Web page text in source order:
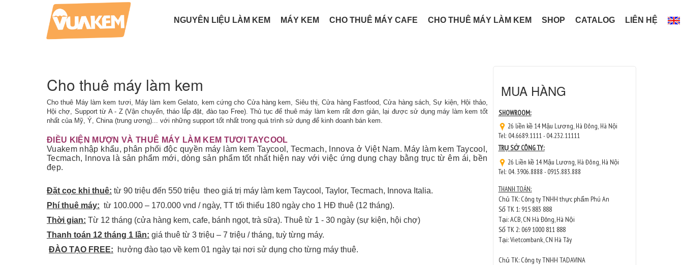
NGUYÊN LIỆU LÀM KEM MÁY KEM CHO THUÊ MÁY CAFE CHO THUÊ MÁY LÀM KEM SHOP CATALOG LIÊN HỆ
Cho thuê máy làm kem
Cho thuê Máy làm kem tươi, Máy làm kem Gelato, kem cứng cho Cửa hàng kem, Siêu thị, Cửa hàng Fastfood, Cửa hàng sách, Sự kiện, Hội thảo,
Hội chợ, Support từ A - Z (Vận chuyển, tháo lắp đặt, đào tạo Free). Thủ tục để thuê máy làm kem rất đơn giản, lại được sử dụng máy làm kem tốt
nhất của Mỹ, Ý, China (trung ương)... với những support tốt nhất trong quá trình sử dụng để kinh doanh bán kem.
ĐIỀU KIỆN MƯỢN VÀ THUÊ MÁY LÀM KEM TƯƠI TAYCOOL
Vuakem nhập khẩu, phân phối độc quyền máy làm kem Taycool, Tecmach, Innova ở Việt Nam. Máy làm kem Taycool,
Tecmach, Innova là sản phẩm mới, dòng sản phẩm tốt nhất hiện nay với việc ứng dụng chạy bằng trục từ êm ái, bền
đẹp.
Đặt cọc khi thuê: từ 90 triệu đến 550 triệu theo giá trị máy làm kem Taycool, Taylor, Tecmach, Innova Italia.
Phí thuê máy: từ 100.000 – 170.000 vnd / ngày, TT tối thiểu 180 ngày cho 1 HĐ thuê (12 tháng).
Thời gian: Từ 12 tháng (cửa hàng kem, cafe, bánh ngọt, trà sữa). Thuê từ 1 - 30 ngày (sự kiện, hội chợ)
Thanh toán 12 tháng 1 lần: giá thuê từ 3 triệu – 7 triệu / tháng, tuỳ từng máy.
ĐÀO TẠO FREE: hưởng đào tạo về kem 01 ngày tại nơi sử dụng cho từng máy thuê.
MUA HÀNG
SHOWROOM:
26 liền kề 14 Mậu Lương, Hà Đông, Hà Nội
Tel: 04.6689.1111 - 04.232.11111
TRỤ SỞ CÔNG TY:
26 Liền kề 14 Mậu Lương, Hà Đông, Hà Nội
Tel: 04. 3906.8888 - 0915.883.888
THANH TOÁN:
Chủ TK: Công ty TNHH thực phẩm Phú An
Số TK 1: 915 883 888
Tại: ACB, CN Hà Đông, Hà Nội
Số TK 2: 069 1000 811 888
Tại: Vietcombank, CN Hà Tây
Chủ TK: Công ty TNHH TADAVINA